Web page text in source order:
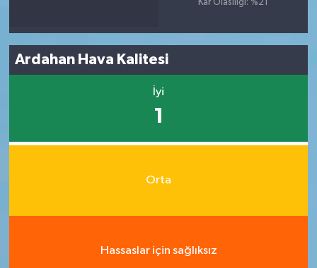
Kar Olasılığı: %21
Ardahan Hava Kalitesi
İyi
1
Orta
Hassaslar için sağlıksız